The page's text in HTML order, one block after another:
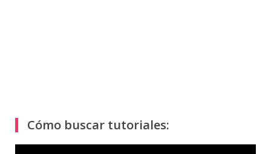
Cómo buscar tutoriales: